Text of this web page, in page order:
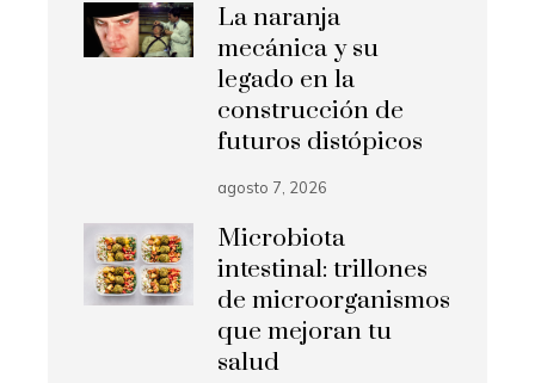
La naranja
mecánica y su
legado en la
construcción de
futuros distópicos
agosto 7, 2026
Microbiota
intestinal: trillones
de microorganismos
que mejoran tu
salud